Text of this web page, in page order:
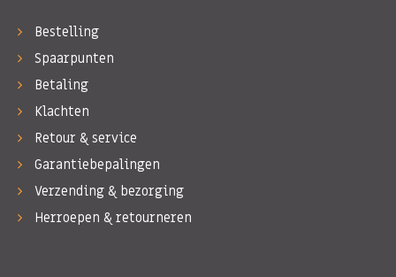
Bestelling
Spaarpunten
Betaling
Klachten
Retour & service
Garantiebepalingen
Verzending & bezorging
Herroepen & retourneren